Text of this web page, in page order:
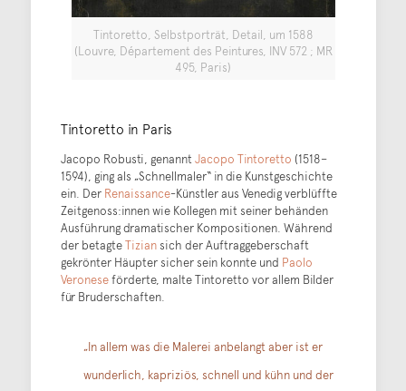
Tintoretto, Selbstporträt, Detail, um 1588
(Louvre, Département des Peintures, INV 572 ; MR
495, Paris)
Tintoretto in Paris
Jacopo Robusti, genanntJacopo Tintoretto (1518–
1594), ging als „Schnellmaler“ in die Kunstgeschichte
ein. Der Renaissance-Künstler aus Venedig verblüffte
Zeitgenoss:innen wie Kollegen mit seiner behänden
Ausführung dramatischer Kompositionen. Während
der betagteTiziansich der Auftraggeberschaft
gekrönter Häupter sicher sein konnte und Paolo
Veroneseförderte, malte Tintoretto vor allem Bilder
für Bruderschaften.
„In allem was die Malerei anbelangt aber ist er
wunderlich, kapriziös, schnell und kühn und der